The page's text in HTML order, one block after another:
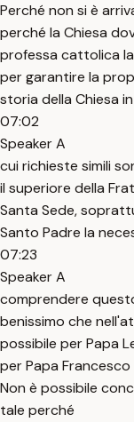
Perché non si è
perché la Chiesa
professa cattolica
per garantire la
storia della Chiesa in
07:02
Speaker A
cui richieste simili
il superiore della
Santa Sede,
Santo Padre la
07:23
Speaker A
comprendere
benissimo che
possibile per Papa
per Papa
Non è possibile
tale perché